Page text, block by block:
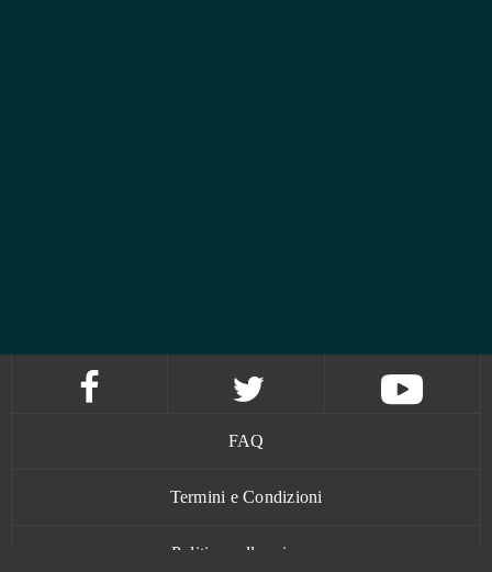
FAQ
Termini e Condizioni
Politica sulla privacy